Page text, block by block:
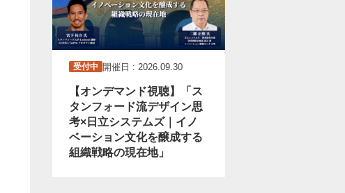
受付中 開催日 : 2026.09.30
【オンデマンド視聴】「ス
タンフォード流デザイン思
考×日立システムズ｜イノ
ベーション文化を醸成する
組織戦略の現在地」